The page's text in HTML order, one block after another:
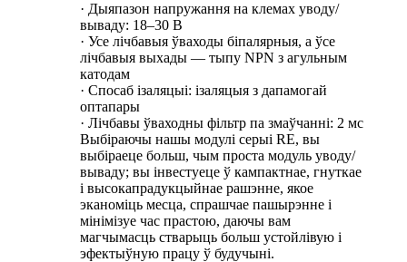
· Дыяпазон напружання на клемах уводу/
вываду: 18–30 В
· Усе лічбавыя ўваходы біпалярныя, а ўсе
лічбавыя выхады — тыпу NPN з агульным
катодам
· Спосаб ізаляцыі: ізаляцыя з дапамогай
оптапары
· Лічбавы ўваходны фільтр па змаўчанні: 2 мс
Выбіраючы нашы модулі серыі RE, вы
выбіраеце больш, чым проста модуль уводу/
вываду; вы інвестуеце ў кампактнае, гнуткае
і высокапрадукцыйнае рашэнне, якое
эканоміць месца, спрашчае пашырэнне і
мінімізуе час прастою, даючы вам
магчымасць стварыць больш устойлівую і
эфектыўную працу ў будучыні.